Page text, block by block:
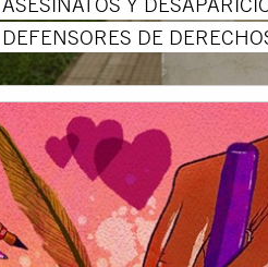
DEFENSORES DE